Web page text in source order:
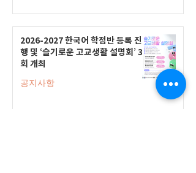
2026-2027 한국어 학점반 등록 진
행 및 ‘슬기로운 고교생활 설명회’ 3
회 개최
공지사항